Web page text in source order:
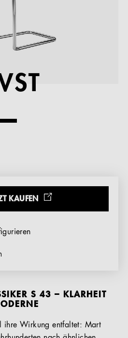
KAUFEN
S 43 – KLARHEIT
ihre Wirkung entfaltet: Mart